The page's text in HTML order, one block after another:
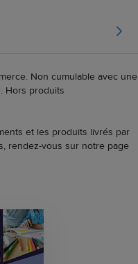
Non cumulable avec une
Hors produits
et les produits livrés par
rendez-vous sur notre page